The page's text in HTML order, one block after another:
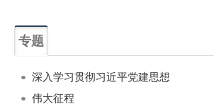
专题
深入学习贯彻习近平党建思想
伟大征程